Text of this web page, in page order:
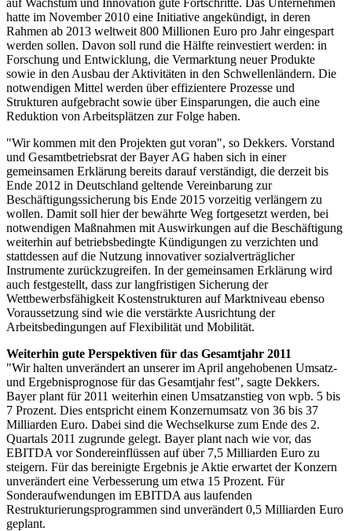
hatte im November 2010 eine Initiative angekündigt, in deren
Rahmen ab 2013 weltweit 800 Millionen Euro pro Jahr eingespart
werden sollen. Davon soll rund die Hälfte reinvestiert werden: in
Forschung und Entwicklung, die Vermarktung neuer Produkte
sowie in den Ausbau der Aktivitäten in den Schwellenländern. Die
notwendigen Mittel werden über effizientere Prozesse und
Strukturen aufgebracht sowie über Einsparungen, die auch eine
Reduktion von Arbeitsplätzen zur Folge haben.
"Wir kommen mit den Projekten gut voran", so Dekkers. Vorstand
und Gesamtbetriebsrat der Bayer AG haben sich in einer
gemeinsamen Erklärung bereits darauf verständigt, die derzeit bis
Ende 2012 in Deutschland geltende Vereinbarung zur
Beschäftigungssicherung bis Ende 2015 vorzeitig verlängern zu
wollen. Damit soll hier der bewährte Weg fortgesetzt werden, bei
notwendigen Maßnahmen mit Auswirkungen auf die Beschäftigung
weiterhin auf betriebsbedingte Kündigungen zu verzichten und
stattdessen auf die Nutzung innovativer sozialverträglicher
Instrumente zurückzugreifen. In der gemeinsamen Erklärung wird
auch festgestellt, dass zur langfristigen Sicherung der
Wettbewerbsfähigkeit Kostenstrukturen auf Marktniveau ebenso
Voraussetzung sind wie die verstärkte Ausrichtung der
Arbeitsbedingungen auf Flexibilität und Mobilität.
Weiterhin gute Perspektiven für das Gesamtjahr 2011
"Wir halten unverändert an unserer im April angehobenen Umsatz-
und Ergebnisprognose für das Gesamtjahr fest", sagte Dekkers.
Bayer plant für 2011 weiterhin einen Umsatzanstieg von wpb. 5 bis
7 Prozent. Dies entspricht einem Konzernumsatz von 36 bis 37
Milliarden Euro. Dabei sind die Wechselkurse zum Ende des 2.
Quartals 2011 zugrunde gelegt. Bayer plant nach wie vor, das
EBITDA vor Sondereinflüssen auf über 7,5 Milliarden Euro zu
steigern. Für das bereinigte Ergebnis je Aktie erwartet der Konzern
unverändert eine Verbesserung um etwa 15 Prozent. Für
Sonderaufwendungen im EBITDA aus laufenden
Restrukturierungsprogrammen sind unverändert 0,5 Milliarden Euro
geplant.